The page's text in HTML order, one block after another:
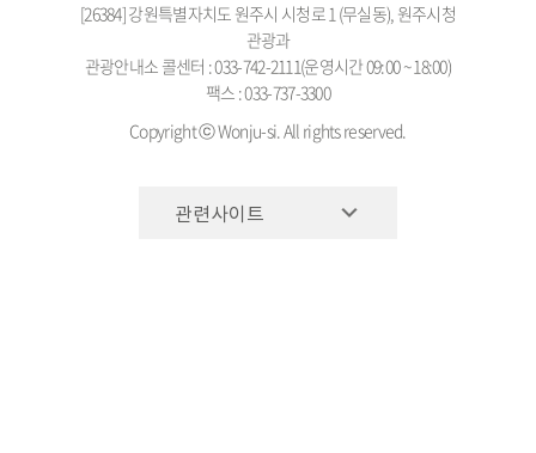
[26384] 강원특별자치도 원주시 시청로 1 (무실동), 원주시청
관광과
관광안내소 콜센터 : 033-742-2111(운영시간 09:00 ~ 18:00)
팩스 : 033-737-3300
Copyright ⓒ Wonju-si. All rights reserved.
관련사이트